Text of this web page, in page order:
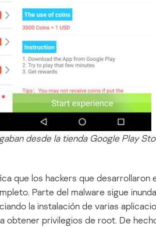
desde la tienda Google Play
que los hackers que desarrollaron
Parte del malware sigue
la instalación de varias
obtener privilegios de root. De